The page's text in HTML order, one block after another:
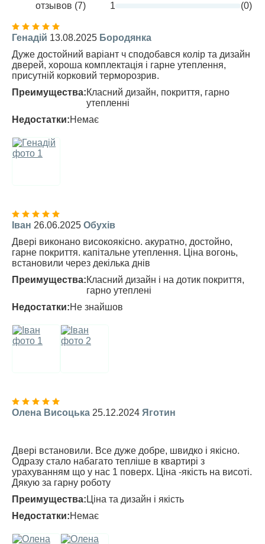
отзывов (7)
1
(0)
Генадій 13.08.2025 Бородянка
Дуже достойний варіант ч сподобався колір та дизайн
дверей, хороша комплектація і гарне утеплення,
присутній корковий терморозрив.
Преимущества:Класний дизайн, покриття, гарно
утепленні
Недостатки:Немає
Іван 26.06.2025 Обухів
Двері виконано високоякісно. акуратно, достойно,
гарне покриття. капітальне утеплення. Ціна вогонь,
встановили через декілька днів
Преимущества:Класний дизайн і на дотик покриття,
гарно утеплені
Недостатки:Не знайшов
Олена Висоцька 25.12.2024 Яготин
Двері встановили. Все дуже добре, швидко і якісно.
Одразу стало набагато тепліше в квартирі з
урахуванням що у нас 1 поверх. Ціна -якість на висоті.
Дякую за гарну роботу
Преимущества:Ціна та дизайн і якість
Недостатки:Немає